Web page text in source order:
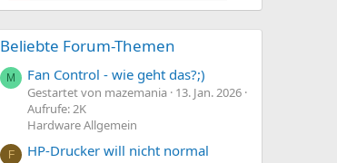
Beliebte Forum-Themen
M Fan Control - wie geht das?;)
Gestartet von mazemania 13. Jan. 2026
Aufrufe: 2K
Hardware Allgemein
F
HP-Drucker will nicht normal